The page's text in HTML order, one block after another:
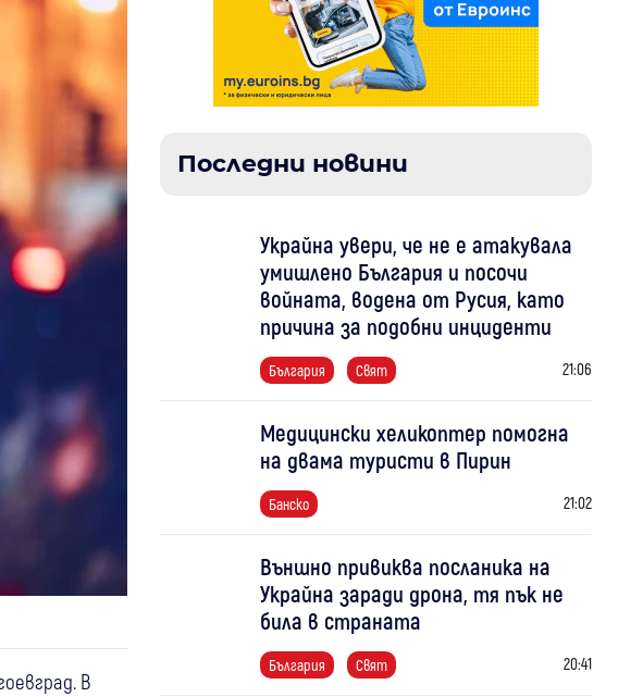
В
Последни новини
Украйна увери, че не е атакувала
умишлено България и посочи
войната, водена от Русия, като
причина за подобни инциденти
България Свят 21:06
Медицински хеликоптер помогна
на двама туристи в Пирин
Банско 21:02
Външно привиква посланика на
Украйна заради дрона, тя пък не
била в страната
България Свят 20:41